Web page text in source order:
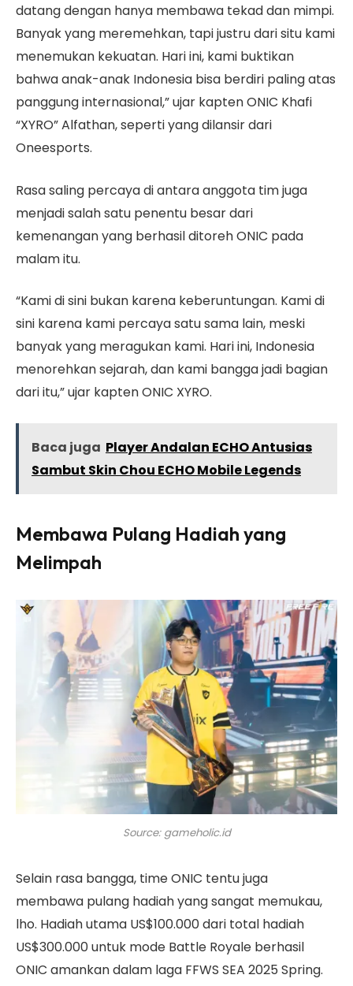
datang dengan hanya membawa tekad dan mimpi.
Banyak yang meremehkan, tapi justru dari situ kami
menemukan kekuatan. Hari ini, kami buktikan
bahwa anak-anak Indonesia bisa berdiri paling atas
panggung internasional,” ujar kapten ONIC Khafi
“XYRO” Alfathan, seperti yang dilansir dari
Oneesports.
Rasa saling percaya di antara anggota tim juga
menjadi salah satu penentu besar dari
kemenangan yang berhasil ditoreh ONIC pada
malam itu.
“Kami di sini bukan karena keberuntungan. Kami di
sini karena kami percaya satu sama lain, meski
banyak yang meragukan kami. Hari ini, Indonesia
menorehkan sejarah, dan kami bangga jadi bagian
dari itu,” ujar kapten ONIC XYRO.
Baca juga Player Andalan ECHO Antusias
Sambut Skin Chou ECHO Mobile Legends
Membawa Pulang Hadiah yang
Melimpah
Source: gameholic.id
Selain rasa bangga, time ONIC tentu juga
membawa pulang hadiah yang sangat memukau,
lho. Hadiah utama US$100.000 dari total hadiah
US$300.000 untuk mode Battle Royale berhasil
ONIC amankan dalam laga FFWS SEA 2025 Spring.